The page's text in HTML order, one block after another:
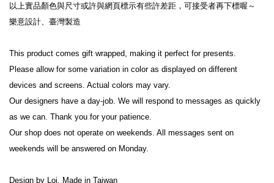
以上實品顏色與尺寸或許與網頁標示有些許差距，可接受者再下標喔～
樂意設計、臺灣製造
This product comes gift wrapped, making it perfect for presents.
Please allow for some variation in color as displayed on different
devices and screens. Actual colors may vary.
Our designers have a day-job. We will respond to messages as quickly
as we can. Thank you for your patience.
Our shop does not operate on weekends. All messages sent on
weekends will be answered on Monday.
Design by Loi, Made in Taiwan